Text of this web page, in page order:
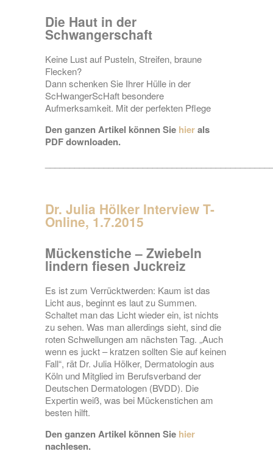
Die Haut in der
Schwangerschaft
Keine Lust auf Pusteln, Streifen, braune
Flecken?
Dann schenken Sie Ihrer Hülle in der
ScHwangerScHaft besondere
Aufmerksamkeit. Mit der perfekten Pflege
Den ganzen Artikel können Sie hierals
PDF downloaden.
Dr. Julia Hölker Interview T-
Online, 1.7.2015
Mückenstiche – Zwiebeln
lindern fiesen Juckreiz
Es ist zum Verrücktwerden: Kaum ist das
Licht aus, beginnt es laut zu Summen.
Schaltet man das Licht wieder ein, ist nichts
zu sehen. Was man allerdings sieht, sind die
roten Schwellungen am nächsten Tag. „Auch
wenn es juckt – kratzen sollten Sie auf keinen
Fall“, rät Dr. Julia Hölker, Dermatologin aus
Köln und Mitglied im Berufsverband der
Deutschen Dermatologen (BVDD). Die
Expertin weiß, was bei Mückenstichen am
besten hilft.
Den ganzen Artikel können Sie hier
nachlesen.